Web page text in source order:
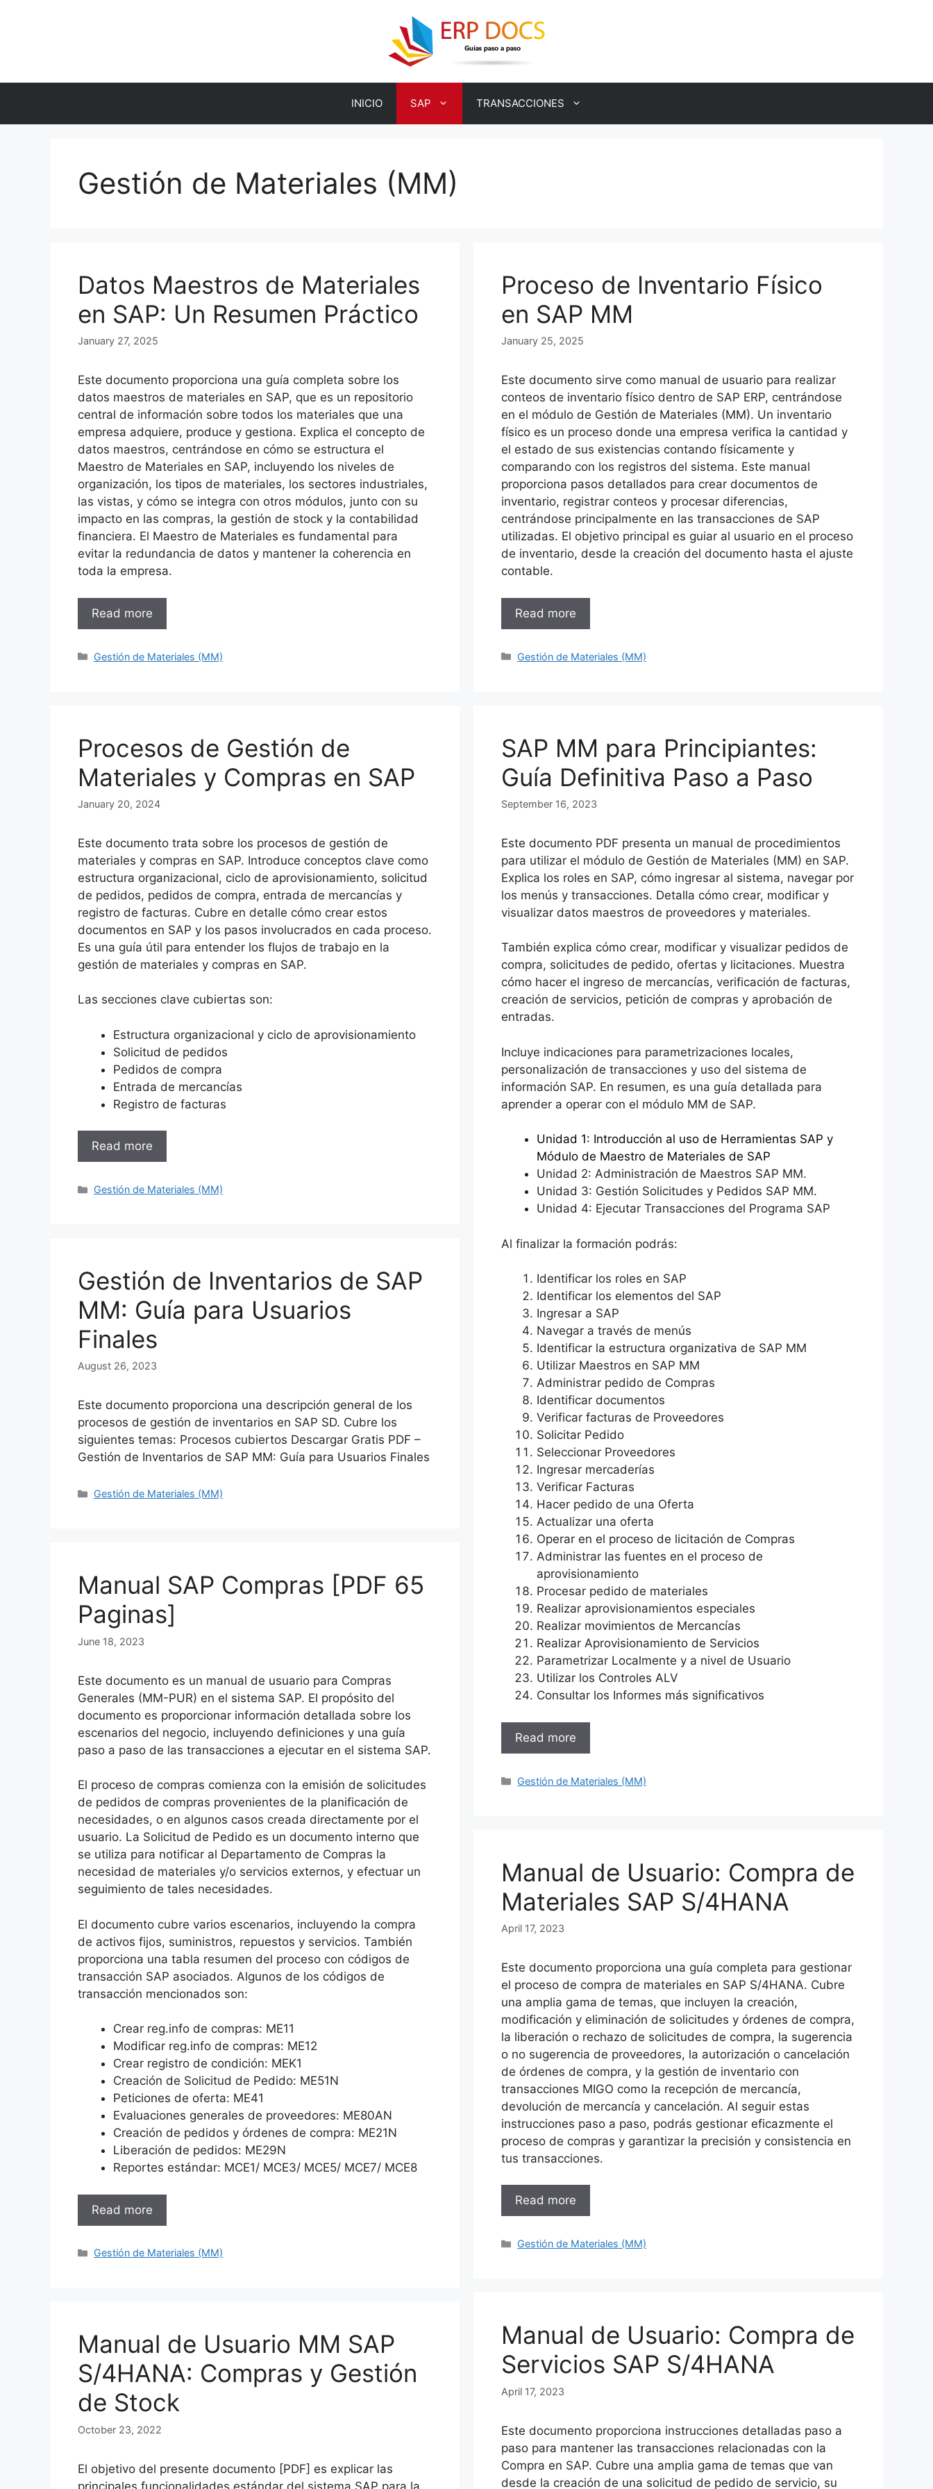
INICIO SAP TRANSACCIONES
Gestión de Materiales (MM)
Datos Maestros de Materiales
en SAP: Un Resumen Práctico
January 27, 2025
Este documento proporciona una guía completa sobre los
datos maestros de materiales en SAP, que es un repositorio
central de información sobre todos los materiales que una
empresa adquiere, produce y gestiona. Explica el concepto de
datos maestros, centrándose en cómo se estructura el
Maestro de Materiales en SAP, incluyendo los niveles de
organización, los tipos de materiales, los sectores industriales,
las vistas, y cómo se integra con otros módulos, junto con su
impacto en las compras, la gestión de stock y la contabilidad
financiera. El Maestro de Materiales es fundamental para
evitar la redundancia de datos y mantener la coherencia en
toda la empresa.
Read more
Categories
Gestión de Materiales (MM)
Proceso de Inventario Físico
en SAP MM
January 25, 2025
Este documento sirve como manual de usuario para realizar
conteos de inventario físico dentro de SAP ERP, centrándose
en el módulo de Gestión de Materiales (MM). Un inventario
físico es un proceso donde una empresa verifica la cantidad y
el estado de sus existencias contando físicamente y
comparando con los registros del sistema. Este manual
proporciona pasos detallados para crear documentos de
inventario, registrar conteos y procesar diferencias,
centrándose principalmente en las transacciones de SAP
utilizadas. El objetivo principal es guiar al usuario en el proceso
de inventario, desde la creación del documento hasta el ajuste
contable.
Read more
Categories
Gestión de Materiales (MM)
Procesos de Gestión de
Materiales y Compras en SAP
January 20, 2024
Este documento trata sobre los procesos de gestión de
materiales y compras en SAP. Introduce conceptos clave como
estructura organizacional, ciclo de aprovisionamiento, solicitud
de pedidos, pedidos de compra, entrada de mercancías y
registro de facturas. Cubre en detalle cómo crear estos
documentos en SAP y los pasos involucrados en cada proceso.
Es una guía útil para entender los flujos de trabajo en la
gestión de materiales y compras en SAP.
Las secciones clave cubiertas son:
Estructura organizacional y ciclo de aprovisionamiento
Solicitud de pedidos
Pedidos de compra
Entrada de mercancías
Registro de facturas
Read more
Categories
Gestión de Materiales (MM)
SAP MM para Principiantes:
Guía Definitiva Paso a Paso
September 16, 2023
Este documento PDF presenta un manual de procedimientos
para utilizar el módulo de Gestión de Materiales (MM) en SAP.
Explica los roles en SAP, cómo ingresar al sistema, navegar por
los menús y transacciones. Detalla cómo crear, modificar y
visualizar datos maestros de proveedores y materiales.
También explica cómo crear, modificar y visualizar pedidos de
compra, solicitudes de pedido, ofertas y licitaciones. Muestra
cómo hacer el ingreso de mercancías, verificación de facturas,
creación de servicios, petición de compras y aprobación de
entradas.
Incluye indicaciones para parametrizaciones locales,
personalización de transacciones y uso del sistema de
información SAP. En resumen, es una guía detallada para
aprender a operar con el módulo MM de SAP.
Unidad 1: Introducción al uso de Herramientas SAP y
Módulo de Maestro de Materiales de SAP
Unidad 2: Administración de Maestros SAP MM.
Unidad 3: Gestión Solicitudes y Pedidos SAP MM.
Unidad 4: Ejecutar Transacciones del Programa SAP
Al finalizar la formación podrás:
Identificar los roles en SAP
Identificar los elementos del SAP
Ingresar a SAP
Navegar a través de menús
Identificar la estructura organizativa de SAP MM
Utilizar Maestros en SAP MM
Administrar pedido de Compras
Identificar documentos
Verificar facturas de Proveedores
Solicitar Pedido
Seleccionar Proveedores
Ingresar mercaderías
Verificar Facturas
Hacer pedido de una Oferta
Actualizar una oferta
Operar en el proceso de licitación de Compras
Administrar las fuentes en el proceso de
aprovisionamiento
Procesar pedido de materiales
Realizar aprovisionamientos especiales
Realizar movimientos de Mercancías
Realizar Aprovisionamiento de Servicios
Parametrizar Localmente y a nivel de Usuario
Utilizar los Controles ALV
Consultar los Informes más significativos
Read more
Categories
Gestión de Materiales (MM)
Gestión de Inventarios de SAP
MM: Guía para Usuarios
Finales
August 26, 2023
Este documento proporciona una descripción general de los
procesos de gestión de inventarios en SAP SD. Cubre los
siguientes temas: Procesos cubiertos Descargar Gratis PDF –
Gestión de Inventarios de SAP MM: Guía para Usuarios Finales
Categories
Gestión de Materiales (MM)
Manual SAP Compras [PDF 65
Paginas]
June 18, 2023
Este documento es un manual de usuario para Compras
Generales (MM-PUR) en el sistema SAP. El propósito del
documento es proporcionar información detallada sobre los
escenarios del negocio, incluyendo definiciones y una guía
paso a paso de las transacciones a ejecutar en el sistema SAP.
El proceso de compras comienza con la emisión de solicitudes
de pedidos de compras provenientes de la planificación de
necesidades, o en algunos casos creada directamente por el
usuario. La Solicitud de Pedido es un documento interno que
se utiliza para notificar al Departamento de Compras la
necesidad de materiales y/o servicios externos, y efectuar un
seguimiento de tales necesidades.
El documento cubre varios escenarios, incluyendo la compra
de activos fijos, suministros, repuestos y servicios. También
proporciona una tabla resumen del proceso con códigos de
transacción SAP asociados. Algunos de los códigos de
transacción mencionados son:
Crear reg.info de compras: ME11
Modificar reg.info de compras: ME12
Crear registro de condición: MEK1
Creación de Solicitud de Pedido: ME51N
Peticiones de oferta: ME41
Evaluaciones generales de proveedores: ME80AN
Creación de pedidos y órdenes de compra: ME21N
Liberación de pedidos: ME29N
Reportes estándar: MCE1/ MCE3/ MCE5/ MCE7/ MCE8
Read more
Categories
Gestión de Materiales (MM)
Manual de Usuario: Compra de
Materiales SAP S/4HANA
April 17, 2023
Este documento proporciona una guía completa para gestionar
el proceso de compra de materiales en SAP S/4HANA. Cubre
una amplia gama de temas, que incluyen la creación,
modificación y eliminación de solicitudes y órdenes de compra,
la liberación o rechazo de solicitudes de compra, la sugerencia
o no sugerencia de proveedores, la autorización o cancelación
de órdenes de compra, y la gestión de inventario con
transacciones MIGO como la recepción de mercancía,
devolución de mercancía y cancelación. Al seguir estas
instrucciones paso a paso, podrás gestionar eficazmente el
proceso de compras y garantizar la precisión y consistencia en
tus transacciones.
Read more
Categories
Gestión de Materiales (MM)
Manual de Usuario: Compra de
Servicios SAP S/4HANA
April 17, 2023
Este documento proporciona instrucciones detalladas paso a
paso para mantener las transacciones relacionadas con la
Compra en SAP. Cubre una amplia gama de temas que van
desde la creación de una solicitud de pedido de servicio, su
Manual de Usuario MM SAP
S/4HANA: Compras y Gestión
de Stock
October 23, 2022
El objetivo del presente documento [PDF] es explicar las
principales funcionalidades estándar del sistema SAP para la